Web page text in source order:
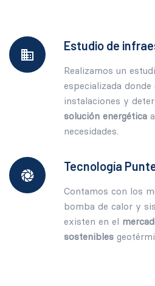
Estudio de
Realizamos un
especializada
instalaciones y
solución energética
necesidades.
Tecnología
Contamos con los
bomba de calor y
existen en el
sostenibles